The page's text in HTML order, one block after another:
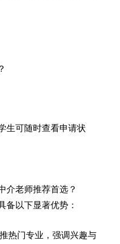
生可随时查看申请状
介老师推荐首选？
备以下显著优势：
热门专业，强调兴趣与